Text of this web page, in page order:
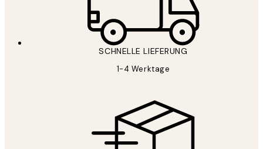
SCHNELLE LIEFERUNG
1-4 Werktage